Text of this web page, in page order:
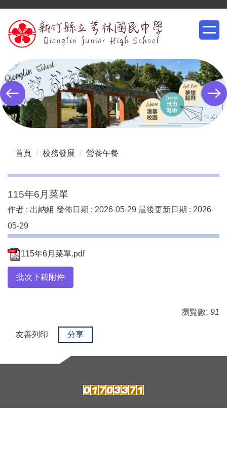
到
主
內
容
區
首頁 校務發展 營養午餐
115年6月菜單
作者 : 出納組 發佈日期 : 2026-05-29 最後更新日期 : 2026-
05-29
115年6月菜單.pdf
批次下載附件
瀏覽數: 91
友善列印 分享